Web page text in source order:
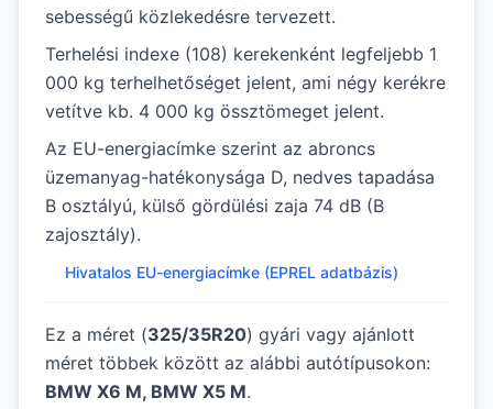
sebességű közlekedésre tervezett.
Terhelési indexe (108) kerekenként legfeljebb 1
000 kg terhelhetőséget jelent, ami négy kerékre
vetítve kb. 4 000 kg össztömeget jelent.
Az EU-energiacímke szerint az abroncs
üzemanyag-hatékonysága D, nedves tapadása
B osztályú, külső gördülési zaja 74 dB (B
zajosztály).
Hivatalos EU-energiacímke (EPREL adatbázis)
Ez a méret (325/35R20) gyári vagy ajánlott
méret többek között az alábbi autótípusokon:
BMW X6 M, BMW X5 M.